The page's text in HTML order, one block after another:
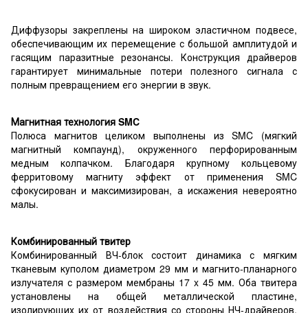
Диффузоры закреплены на широком эластичном подвесе,
обеспечивающим их перемещение с большой амплитудой и
гасящим паразитные резонансы. Конструкция драйверов
гарантирует минимальные потери полезного сигнала с
полным превращением его энергии в звук.
Магнитная технология SMC
Полюса магнитов целиком выполнены из SMC (мягкий
магнитный компаунд), окруженного перфорированным
медным колпачком. Благодаря крупному кольцевому
ферритовому магниту эффект от применения SMC
сфокусирован и максимизирован, а искажения невероятно
малы.
Комбинированный твитер
Комбинированный ВЧ-блок состоит динамика с мягким
тканевым куполом диаметром 29 мм и магнито-планарного
излучателя с размером мембраны 17 x 45 мм. Оба твитера
установлены на общей металлической пластине,
изолирующих их от воздействия со стороны НЧ-драйверов.